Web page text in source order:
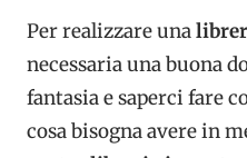
Per realizzare una
necessaria una buona
fantasia e saperci fare
cosa bisogna avere in